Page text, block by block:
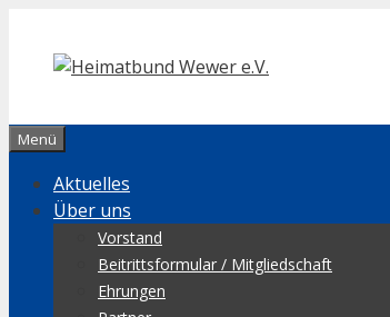
Inhalt
springen
Menü
Aktuelles
Über uns
Vorstand
Beitrittsformular / Mitgliedschaft
Ehrungen